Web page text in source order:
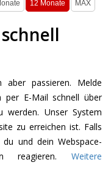
aber passieren. Melde
E-Mail schnell über
werden. Unser System
zu erreichen ist. Falls
und dein Webspace-
reagieren. Weitere